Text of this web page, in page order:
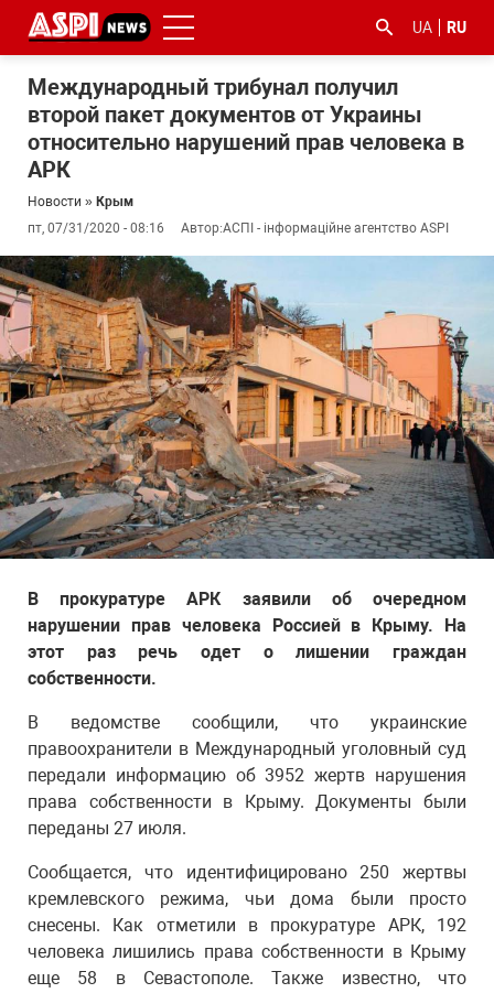
UA RU
Международный трибунал получил
второй пакет документов от Украины
относительно нарушений прав человека в
АРК
Новости » Крым
пт, 07/31/2020 - 08:16
Автор:АСПІ - інформаційне агентство ASPI
В прокуратуре АРК заявили об очередном
нарушении прав человека Россией в Крыму. На
этот раз речь одет о лишении граждан
собственности.
В ведомстве сообщили, что украинские
правоохранители в Международный уголовный суд
передали информацию об 3952 жертв нарушения
права собственности в Крыму. Документы были
переданы 27 июля.
Сообщается, что идентифицировано 250 жертвы
кремлевского режима, чьи дома были просто
снесены. Как отметили в прокуратуре АРК, 192
человека лишились права собственности в Крыму
еще 58 в Севастополе. Также известно, что
з
корупцією